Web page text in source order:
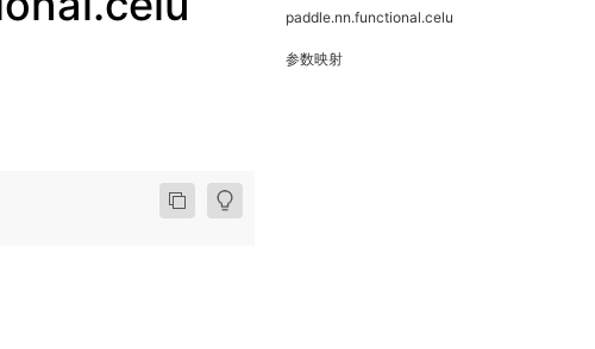
paddle.nn.functional.celu
参数映射